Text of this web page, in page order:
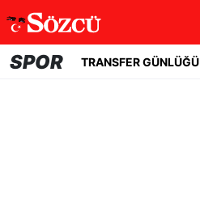
SPOR TRANSFER GÜNLÜĞÜ